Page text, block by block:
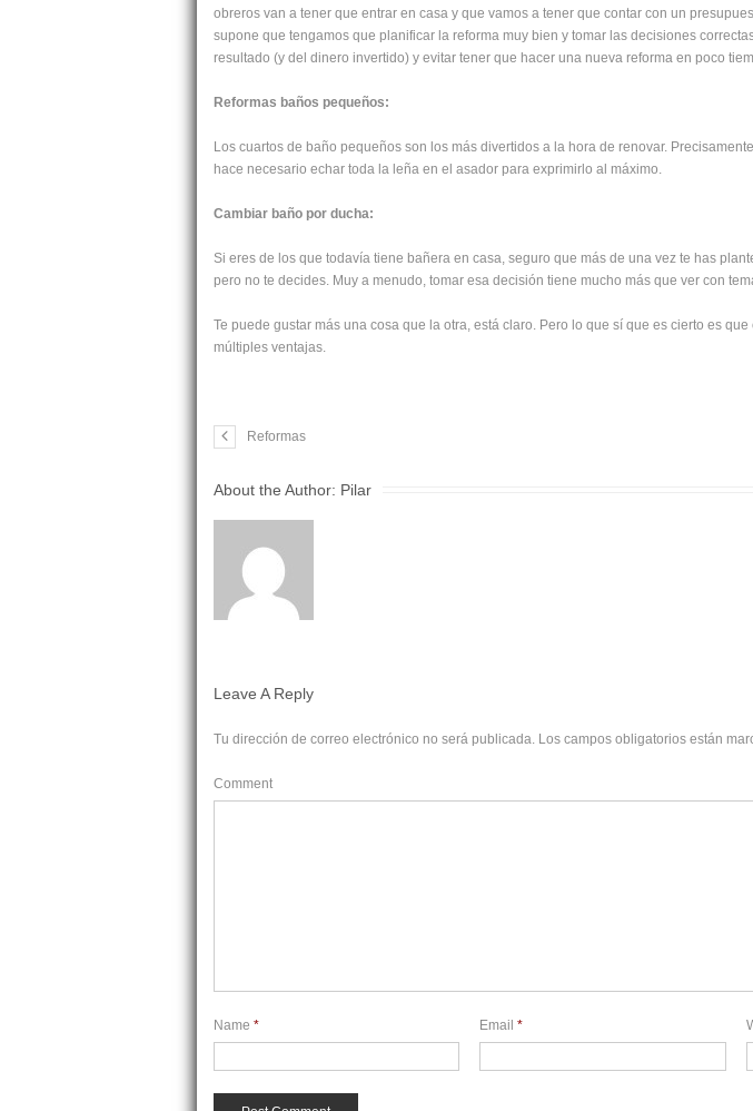
obreros van a tener que entrar en casa y que vamos a tener que contar con un
supone que tengamos que planificar la reforma muy bien y tomar las decisiones
resultado (y del dinero invertido) y evitar tener que hacer una nueva reforma en poco
Reformas baños pequeños:
Los cuartos de baño pequeños son los más divertidos a la hora de renovar.
hace necesario echar toda la leña en el asador para exprimirlo al máximo.
Cambiar baño por ducha:
Si eres de los que todavía tiene bañera en casa, seguro que más de una vez te has
pero no te decides. Muy a menudo, tomar esa decisión tiene mucho más que ver con
Te puede gustar más una cosa que la otra, está claro. Pero lo que sí que es cierto es
múltiples ventajas.
Reformas
About the Author: Pilar
Leave A Reply
Tu dirección de correo electrónico no será publicada. Los campos obligatorios están
Comment
Name * Email*